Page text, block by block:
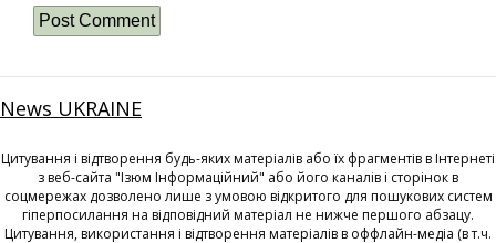
News UKRAINE
Цитування і відтворення будь-яких матеріалів або їх фрагментів в Інтернеті
з веб-сайта "Ізюм Інформаційний" або його каналів і сторінок в
соцмережах дозволено лише з умовою відкритого для пошукових систем
гіперпосилання на відповідний матеріал не нижче першого абзацу.
Цитування, використання і відтворення матеріалів в оффлайн-медіа (в т.ч.